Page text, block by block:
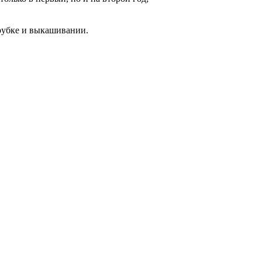
и выкашивании.